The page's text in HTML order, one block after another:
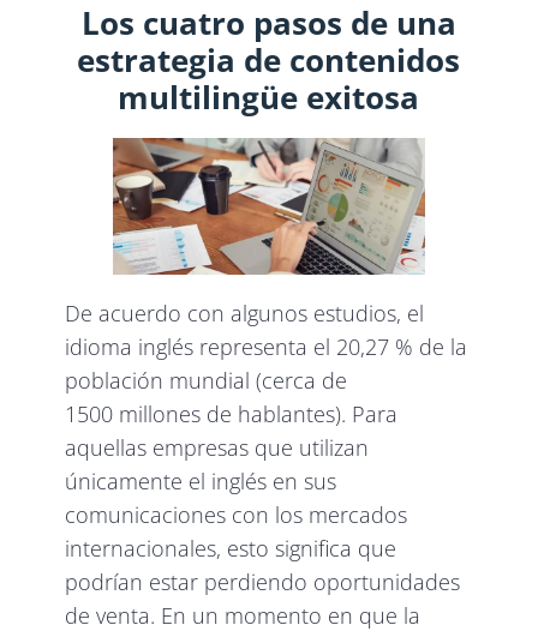
Los cuatro pasos de una
estrategia de contenidos
multilingüe exitosa
De acuerdo con algunos estudios, el
idioma inglés representa el 20,27 % de la
población mundial (cerca de
1500 millones de hablantes). Para
aquellas empresas que utilizan
únicamente el inglés en sus
comunicaciones con los mercados
internacionales, esto significa que
podrían estar perdiendo oportunidades
de venta. En un momento en que la